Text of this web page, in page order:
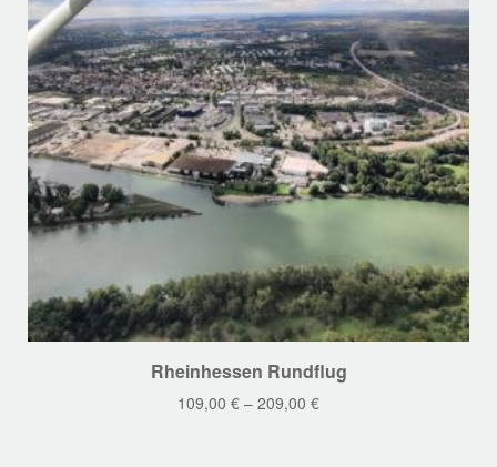
Produkt
weist
Rheinhessen Rundflug
109,00 € – 209,00 €